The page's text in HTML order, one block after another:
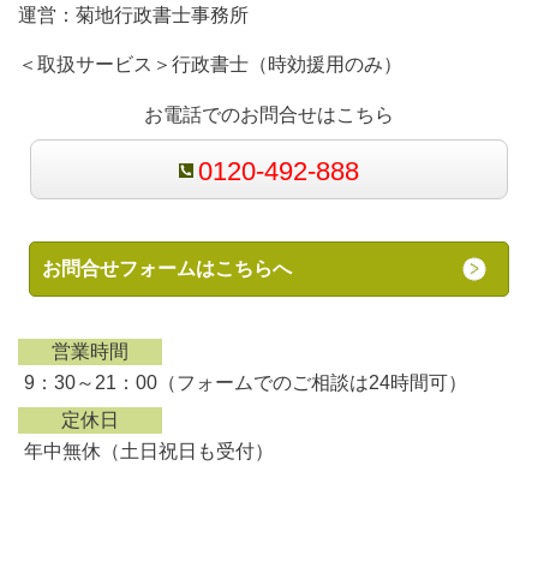
運営： 菊地行政書士事務所
＜取扱サービス＞行政書士（時効援用のみ）
お電話でのお問合せはこちら
0120-492-888
お問合せフォームはこちらへ
営業時間
9：30～21：00（フォームでのご相談は24時間可）
定休日
年中無休（土日祝日も受付）